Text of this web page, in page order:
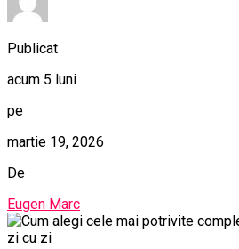
Publicat
acum 5 luni
pe
martie 19, 2026
De
Eugen Marc